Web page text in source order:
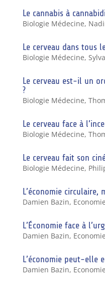
Le cannabis à
Biologie Médecine,
Le cerveau dans tous
Biologie Médecine,
Le cerveau est-il un
?
Biologie Médecine,
Le cerveau face à
Biologie Médecine,
Le cerveau fait son
Biologie Médecine,
L’économie circulaire,
Damien Bazin, Economie
L’Économie face à
Damien Bazin, Economie
L’économie peut-elle
Damien Bazin, Economie